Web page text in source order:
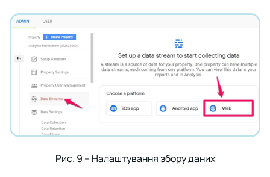
Рис. 9 – Налаштування збору даних